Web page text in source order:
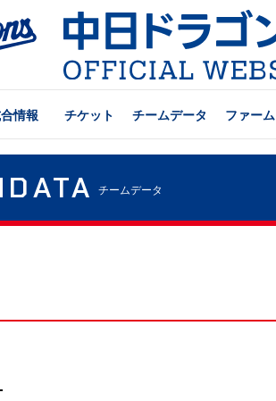
情報 チケット チームデータ ファーム
チームデータ